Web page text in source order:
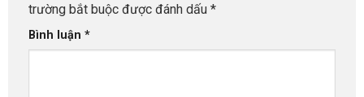
trường bắt buộc được đánh dấu *
Bình luận *